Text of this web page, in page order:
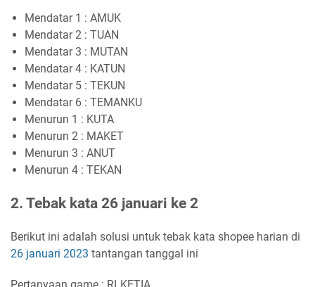
Mendatar 1 : AMUK
Mendatar 2 : TUAN
Mendatar 3 : MUTAN
Mendatar 4 : KATUN
Mendatar 5 : TEKUN
Mendatar 6 : TEMANKU
Menurun 1 : KUTA
Menurun 2 : MAKET
Menurun 3 : ANUT
Menurun 4 : TEKAN
2. Tebak kata 26 januari ke 2
Berikut ini adalah solusi untuk tebak kata shopee harian di
26 januari 2023 tantangan tanggal ini